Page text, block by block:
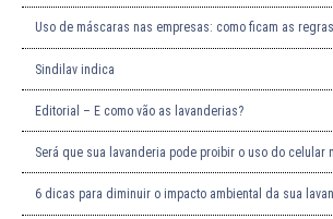
Uso de máscaras nas empresas: como ficam as
Sindilav indica
Editorial – E como vão as lavanderias?
Será que sua lavanderia pode proibir o uso do celular
6 dicas para diminuir o impacto ambiental da sua